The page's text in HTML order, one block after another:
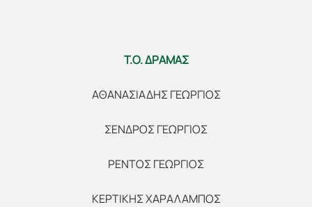
Τ.Ο. ΔΡΑΜΑΣ
ΑΘΑΝΑΣΙΑΔΗΣ ΓΕΩΡΓΙΟΣ
ΣΕΝΔΡΟΣ ΓΕΩΡΓΙΟΣ
ΡΕΝΤΟΣ ΓΕΩΡΓΙΟΣ
ΚΕΡΤΙΚΗΣ ΧΑΡΑΛΑΜΠΟΣ